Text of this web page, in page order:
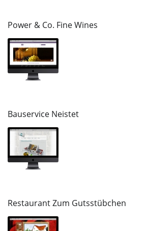
Power & Co. Fine Wines
Bauservice Neistet
Restaurant Zum Gutsstübchen